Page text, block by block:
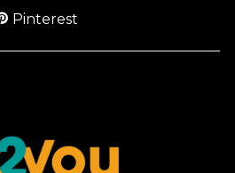
Pinterest